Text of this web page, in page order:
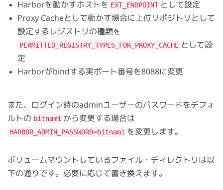
Harborを動かすホストを EXT_ENDPOINT として設定
Proxy Cacheとして動かす場合に上位リポジトリとして
設定するレジストリの種類を
PERMITTED_REGISTRY_TYPES_FOR_PROXY_CACHE として設
定
Harborがbindする実ポート番号を8088に変更
また、ログイン時のadminユーザーのパスワードをデフォ
ルトの bitnami から変更する場合は
HARBOR_ADMIN_PASSWORD=bitnami を変更します。
ボリュームマウントしているファイル・ディレクトリは以
下の通りです。必要に応じて書き換えます。